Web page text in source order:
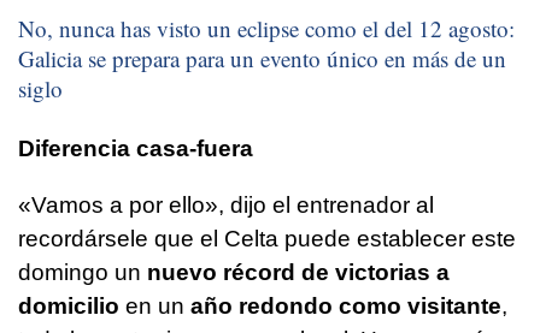
No, nunca has visto un eclipse como el del 12 agosto:
Galicia se prepara para un evento único en más de un
siglo
Diferencia casa-fuera
«Vamos a por ello», dijo el entrenador al
recordársele que el Celta puede establecer este
domingo un nuevo récord de victorias a
domicilio en un año redondo como visitante,